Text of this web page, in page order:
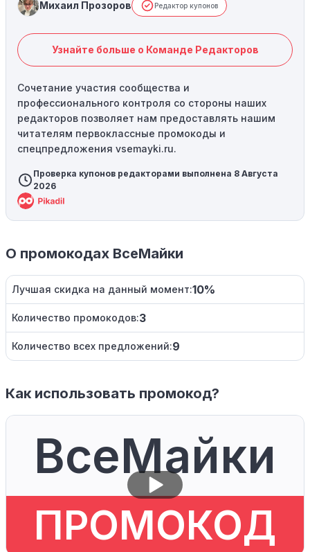
Михаил Прозоров Редактор купонов
Узнайте больше о Команде Редакторов
Сочетание участия сообщества и
профессионального контроля со стороны наших
редакторов позволяет нам предоставлять нашим
читателям первоклассные промокоды и
спецпредложения vsemayki.ru.
Проверка купонов редакторами выполнена 8 Августа
2026
О промокодах ВсеМайки
Лучшая скидка на данный момент:10%
Количество промокодов:3
Количество всех предложений:9
Как использовать промокод?
ВсеМайки
ПРОМОКОД